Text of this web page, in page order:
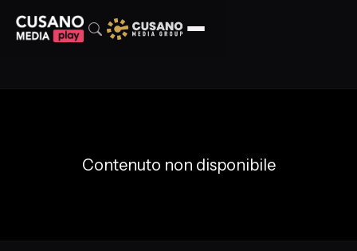
Contenuto non disponibile